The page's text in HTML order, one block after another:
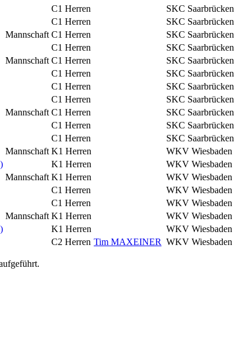
C1 Herren
SKC Saarbrücken
C1 Herren
SKC Saarbrücken
Mannschaft C1 Herren
SKC Saarbrücken
C1 Herren
SKC Saarbrücken
Mannschaft C1 Herren
SKC Saarbrücken
C1 Herren
SKC Saarbrücken
C1 Herren
SKC Saarbrücken
C1 Herren
SKC Saarbrücken
Mannschaft C1 Herren
SKC Saarbrücken
C1 Herren
SKC Saarbrücken
C1 Herren
SKC Saarbrücken
Mannschaft K1 Herren
WKV Wiesbaden
K1 Herren
WKV Wiesbaden
Mannschaft K1 Herren
WKV Wiesbaden
C1 Herren
WKV Wiesbaden
C1 Herren
WKV Wiesbaden
Mannschaft K1 Herren
WKV Wiesbaden
K1 Herren
WKV Wiesbaden
C2 Herren Tim MAXEINER WKV Wiesbaden